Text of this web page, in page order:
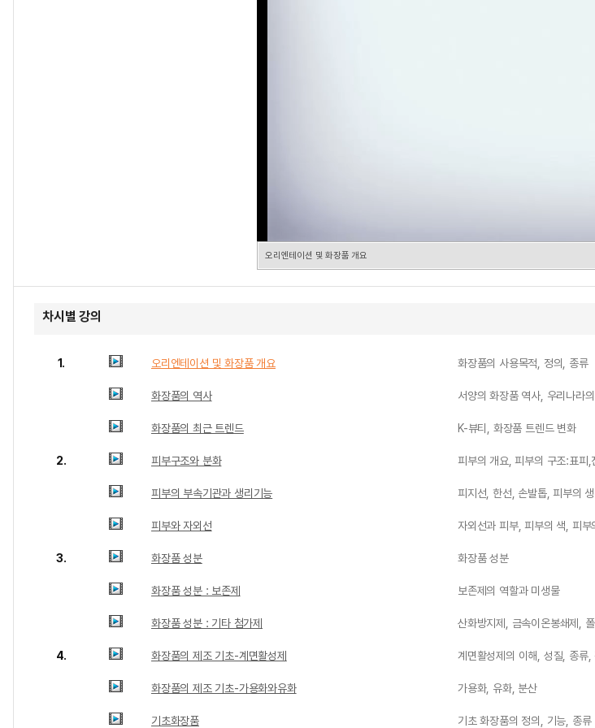
오리엔테이션 및 화장품 개요
차시별 강의
1. 오리엔테이션 및 화장품 개요 화장품의 사용목적, 정의, 종류
화장품의 역사 서양의 화장품 역사, 우리나라
화장품의 최근 트렌드 K-뷰티, 화장품 트렌드 변화
2. 피부구조와 분화 피부의 개요, 피부의 구조:표피,
피부의 부속기관과 생리기능 피지선, 한선, 손발톱, 피부의
피부와 자외선 자외선과 피부, 피부의 색, 피
3. 화장품 성분 화장품 성분
화장품 성분 : 보존제 보존제의 역할과 미생물
화장품 성분 : 기타 첨가제 산화방지제, 금속이온봉쇄제,
4. 화장품의 제조 기초-계면활성제 계면활성제의 이해, 성질, 종류
화장품의 제조 기초-가용화와유화 가용화, 유화, 분산
기초화장품 기초 화장품의 정의, 기능, 종류